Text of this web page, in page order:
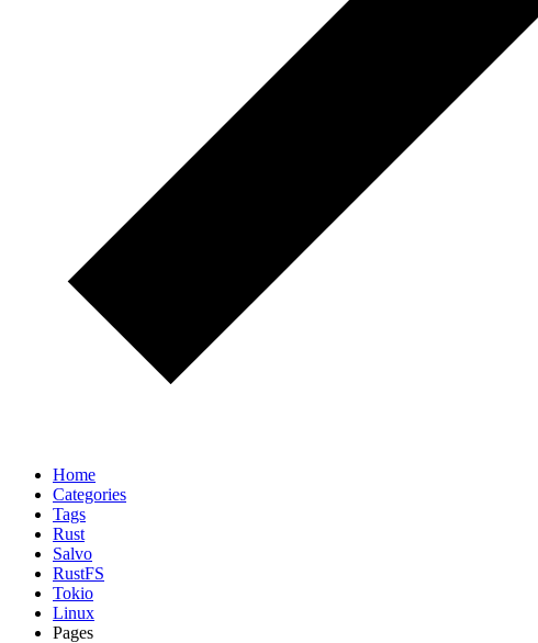
Home
Categories
Tags
Rust
Salvo
RustFS
Tokio
Linux
Pages